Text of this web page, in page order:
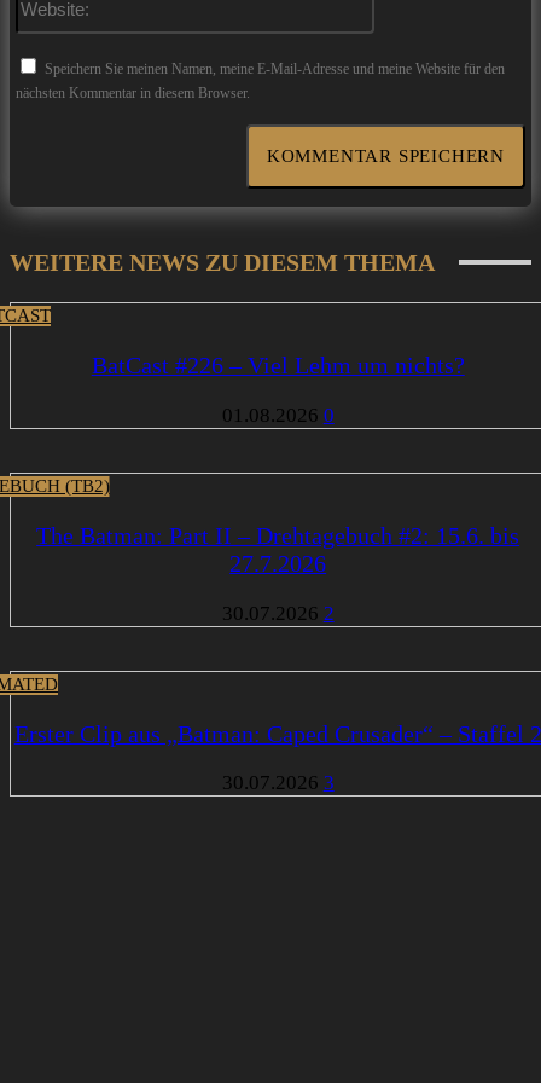
Speichern Sie meinen Namen, meine E-Mail-Adresse und meine Website für den
nächsten Kommentar in diesem Browser.
WEITERE NEWS ZU DIESEM THEMA
BatCast #226 – Viel Lehm um nichts?
01.08.2026 0
(TB2)
The Batman: Part II – Drehtagebuch #2: 15.6. bis
27.7.2026
30.07.2026 2
Erster Clip aus „Batman: Caped Crusader“ – Staffel 2
30.07.2026 3